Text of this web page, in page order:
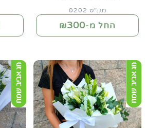
מק"ט 0202
החל מ-₪300